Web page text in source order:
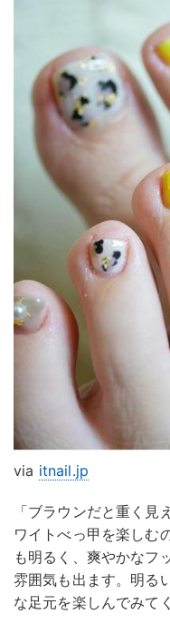
via itnail.jp
「ブラウンだと重く
ワイトべっ甲を楽しむ
も明るく、爽やかなフ
雰囲気も出ます。明る
な足元を楽しんでみて